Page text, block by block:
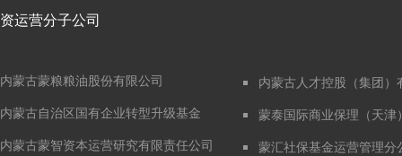
运营分子公司
内蒙古蒙粮粮油股份有限公司
内蒙古自治区国有企业转型升级基金
内蒙古蒙智资本运营研究有限责任公司
内蒙古人才控股（集团）
蒙泰国际商业保理（天津
蒙汇社保基金运营管理分